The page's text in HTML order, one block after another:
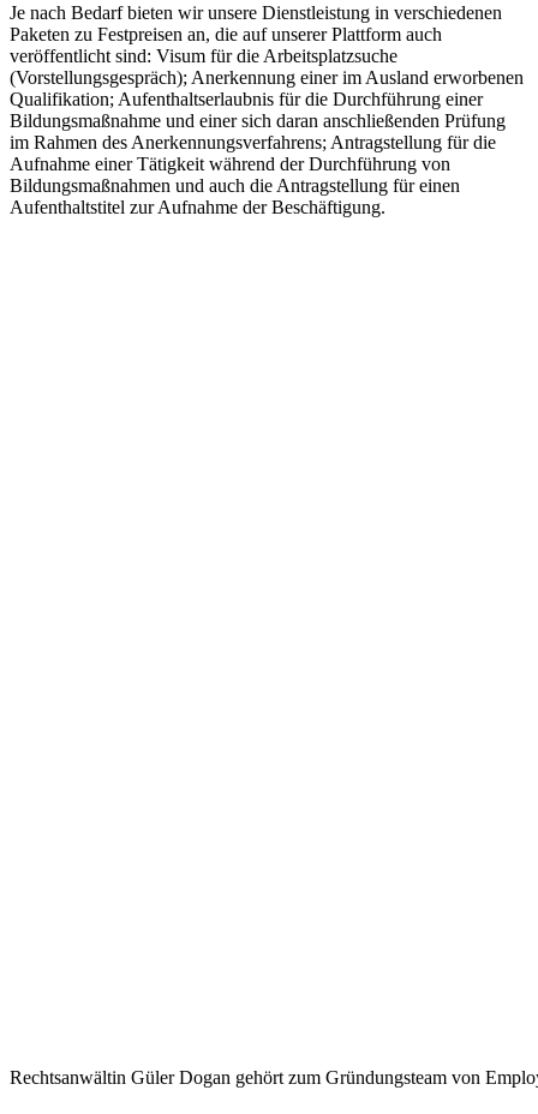
Je nach Bedarf bieten wir unsere Dienstleistung in verschiedenen
Paketen zu Festpreisen an, die auf unserer Plattform auch
veröffentlicht sind: Visum für die Arbeitsplatzsuche
(Vorstellungsgespräch); Anerkennung einer im Ausland erworbenen
Qualifikation; Aufenthaltserlaubnis für die Durchführung einer
Bildungsmaßnahme und einer sich daran anschließenden Prüfung
im Rahmen des Anerkennungsverfahrens; Antragstellung für die
Aufnahme einer Tätigkeit während der Durchführung von
Bildungsmaßnahmen und auch die Antragstellung für einen
Aufenthaltstitel zur Aufnahme der Beschäftigung.
Rechtsanwältin Güler Dogan gehört zum Gründungsteam von